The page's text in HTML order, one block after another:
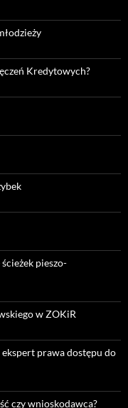
Kredytowych?
pieszo-
w ZOKiR
prawa dostępu do
czy wnioskodawca?